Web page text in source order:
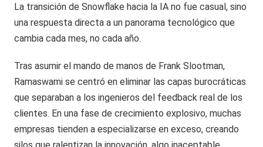
La transición de Snowflake hacia la IA no fue casual, sino
una respuesta directa a un panorama tecnológico que
cambia cada mes, no cada año.
Tras asumir el mando de manos de Frank Slootman,
Ramaswami se centró en eliminar las capas burocráticas
que separaban a los ingenieros del feedback real de los
clientes. En una fase de crecimiento explosivo, muchas
empresas tienden a especializarse en exceso, creando
silos que ralentizan la innovación, algo inaceptable